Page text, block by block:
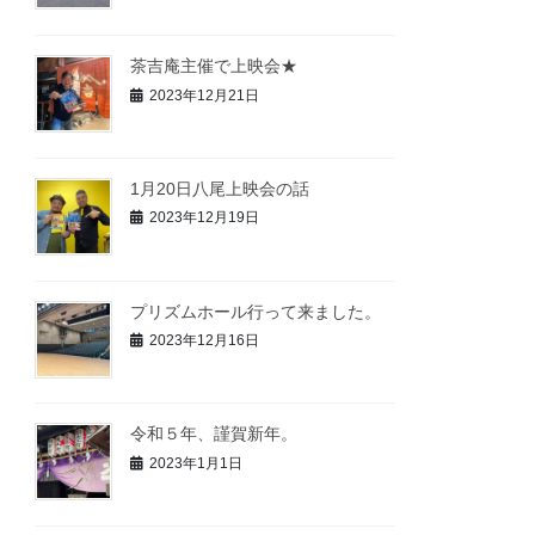
茶吉庵主催で上映会★
2023年12月21日
1月20日八尾上映会の話
2023年12月19日
プリズムホール行って来ました。
2023年12月16日
令和５年、謹賀新年。
2023年1月1日